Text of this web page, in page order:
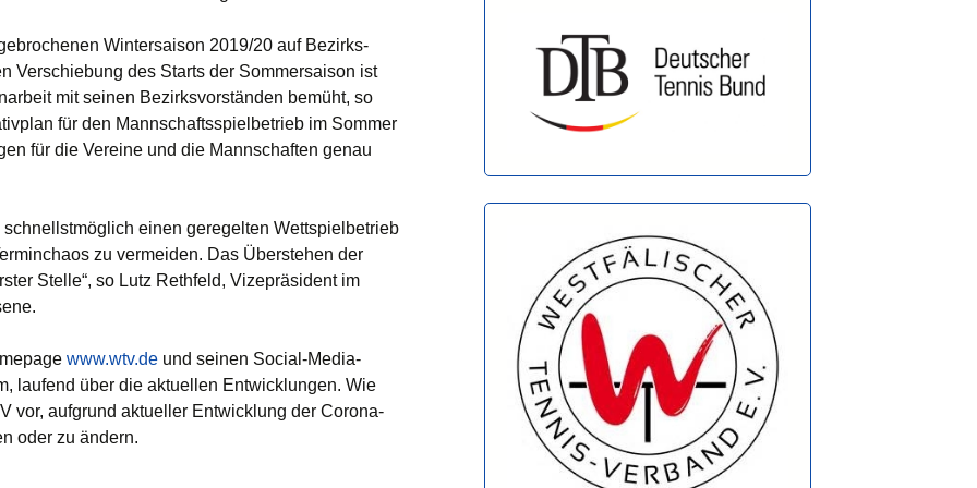
Wintersaison 2019/20 auf Bezirks-
Verschiebung des Starts der Sommersaison ist
mit seinen Bezirksvorständen bemüht, so
für den Mannschaftsspielbetrieb im Sommer
für die Vereine und die Mannschaften genau
einen geregelten Wettspielbetrieb
zu vermeiden. Das Überstehen der
Stelle“, so Lutz Rethfeld, Vizepräsident im
www.wtv.de und seinen Social-Media-
laufend über die aktuellen Entwicklungen. Wie
vor, aufgrund aktueller Entwicklung der Corona-
oder zu ändern.